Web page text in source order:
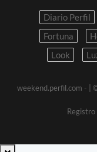
Diario Perfil
Fortuna
Look
weekend.perfil.com -
|